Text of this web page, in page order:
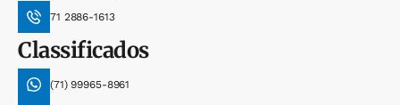
71 2886-1613
Classificados
(71) 99965-8961